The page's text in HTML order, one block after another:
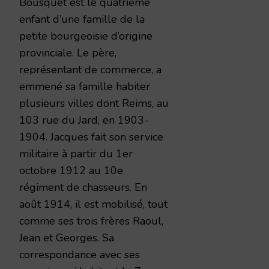
enfant d’une famille de la
petite bourgeoisie d’origine
provinciale. Le père,
représentant de commerce, a
emmené sa famille habiter
plusieurs villes dont Reims, au
103 rue du Jard, en 1903-
1904. Jacques fait son service
militaire à partir du 1er
octobre 1912 au 10e
régiment de chasseurs. En
août 1914, il est mobilisé, tout
comme ses trois frères Raoul,
Jean et Georges. Sa
correspondance avec ses